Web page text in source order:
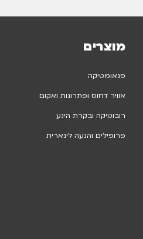
מוצרים
פנאומטיקה
אוויר דחוס ופתרונות ואקום
רובוטיקה ובקרת הינע
פרופילים והנעה לינארית